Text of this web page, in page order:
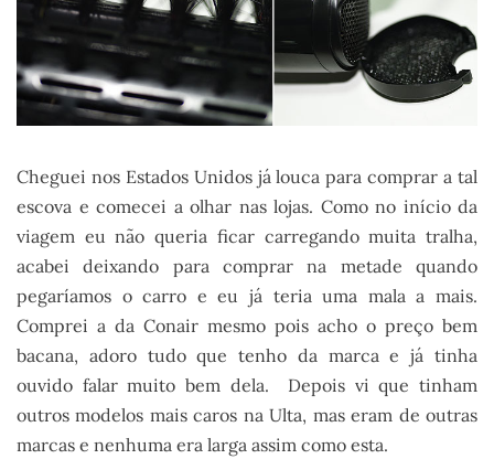
Cheguei nos Estados Unidos já louca para comprar a tal
escova e comecei a olhar nas lojas. Como no início da
viagem eu não queria ficar carregando muita tralha,
acabei deixando para comprar na metade quando
pegaríamos o carro e eu já teria uma mala a mais.
Comprei a da Conair mesmo pois acho o preço bem
bacana, adoro tudo que tenho da marca e já tinha
ouvido falar muito bem dela. Depois vi que tinham
outros modelos mais caros na Ulta, mas eram de outras
marcas e nenhuma era larga assim como esta.